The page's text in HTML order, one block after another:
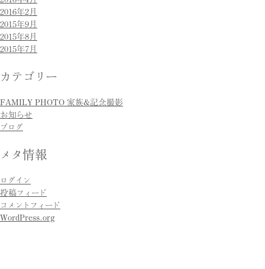
2016年2月
2015年9月
2015年8月
2015年7月
カテゴリー
FAMILY PHOTO 家族&記念撮影
お知らせ
ブログ
メタ情報
ログイン
投稿フィード
コメントフィード
WordPress.org